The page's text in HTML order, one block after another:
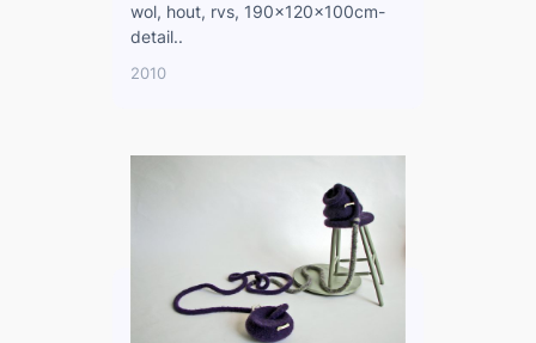
wol, hout, rvs, 190x120x100cm-
detail..
2010